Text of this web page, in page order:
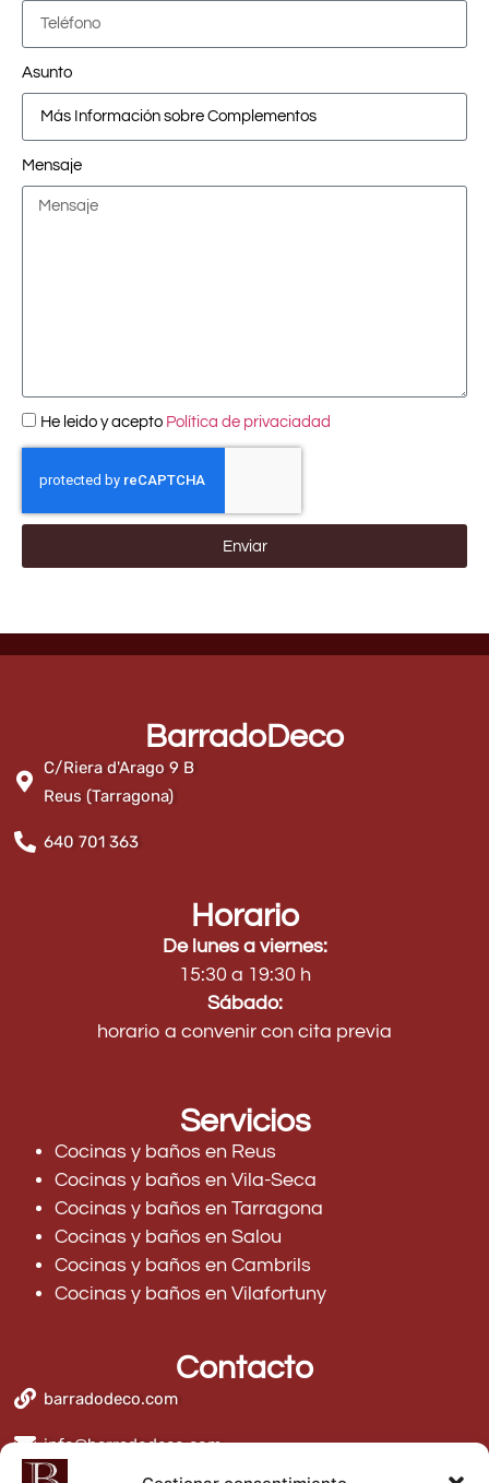
Asunto
Mensaje
He leido y acepto Política de privaciadad
Enviar
BarradoDeco
C/Riera d'Arago 9 B
Reus (Tarragona)
640 701 363
Horario
De lunes a viernes:
15:30 a 19:30 h
Sábado:
horario a convenir con cita previa
Servicios
Cocinas y baños en Reus
Cocinas y baños en Vila-Seca
Cocinas y baños en Tarragona
Cocinas y baños en Salou
Cocinas y baños en Cambrils
Cocinas y baños en Vilafortuny
Contacto
barradodeco.com
info@barradodeco.com